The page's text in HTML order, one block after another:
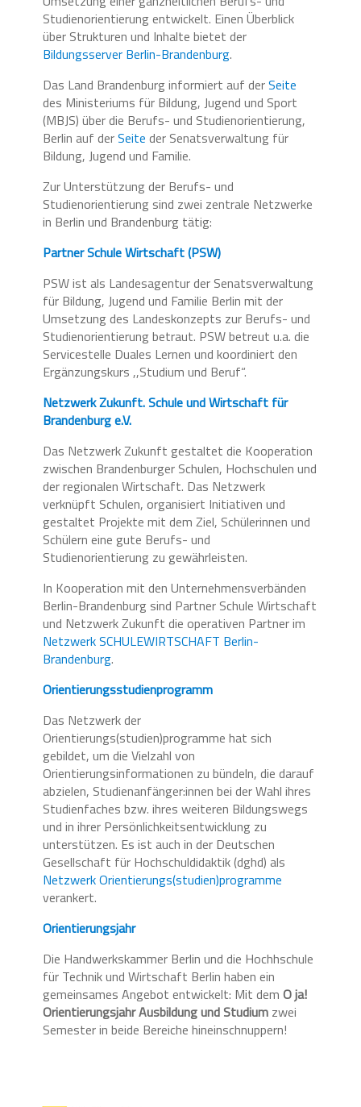
Studienorientierung entwickelt. Einen Überblick
über Strukturen und Inhalte bietet der
Bildungsserver Berlin-Brandenburg.
Das Land Brandenburg informiert auf derSeite
des Ministeriums für Bildung, Jugend und Sport
(MBJS) über die Berufs- und Studienorientierung,
Berlin auf derSeite der Senatsverwaltung für
Bildung, Jugend und Familie.
Zur Unterstützung der Berufs- und
Studienorientierung sind zwei zentrale Netzwerke
in Berlin und Brandenburg tätig:
Partner Schule Wirtschaft (PSW)
PSW ist als Landesagentur der Senatsverwaltung
für Bildung, Jugend und Familie Berlin mit der
Umsetzung des Landeskonzepts zur Berufs- und
Studienorientierung betraut. PSW betreut u.a. die
Servicestelle Duales Lernen und koordiniert den
Ergänzungskurs ,,Studium und Beruf“.
Netzwerk Zukunft. Schule und Wirtschaft für
Brandenburg e.V.
Das Netzwerk Zukunft gestaltet die Kooperation
zwischen Brandenburger Schulen, Hochschulen und
der regionalen Wirtschaft. Das Netzwerk
verknüpft Schulen, organisiert Initiativen und
gestaltet Projekte mit dem Ziel, Schülerinnen und
Schülern eine gute Berufs- und
Studienorientierung zu gewährleisten.
In Kooperation mit den Unternehmensverbänden
Berlin-Brandenburg sind Partner Schule Wirtschaft
und Netzwerk Zukunft die operativen Partner im
Netzwerk SCHULEWIRTSCHAFT Berlin-
Brandenburg.
Orientierungsstudienprogramm
Das Netzwerk der
Orientierungs(studien)programme hat sich
gebildet, um die Vielzahl von
Orientierungsinformationen zu bündeln, die darauf
abzielen, Studienanfänger:innen bei der Wahl ihres
Studienfaches bzw. ihres weiteren Bildungswegs
und in ihrer Persönlichkeitsentwicklung zu
unterstützen. Es ist auch in der Deutschen
Gesellschaft für Hochschuldidaktik (dghd) als
Netzwerk Orientierungs(studien)programme
verankert.
Orientierungsjahr
Die Handwerkskammer Berlin und die Hochhschule
für Technik und Wirtschaft Berlin haben ein
gemeinsames Angebot entwickelt: Mit dem O ja!
OrientierungsjahrAusbildung und Studiumzwei
Semester in beide Bereiche hineinschnuppern!